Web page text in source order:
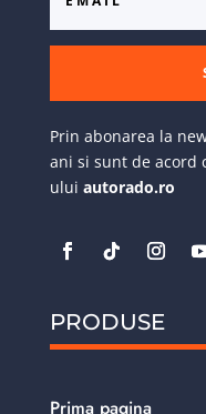
Prin abonarea la
ani si sunt de acord
ului autorado.ro
PRODUSE
Prima pagina